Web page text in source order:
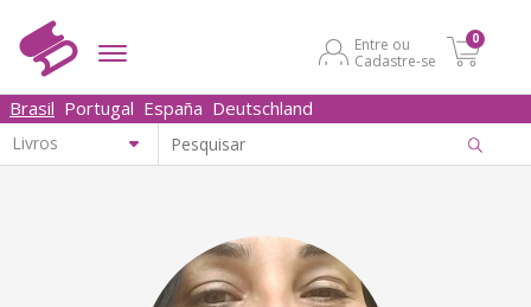
Entre ou
Cadastre-se
0
Brasil Portugal España Deutschland